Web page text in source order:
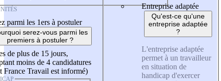
parmi les 1ers à postuler
serez-vous parmi les
premiers à postuler ?
de plus de 15 jours,
moins de 4 candidatures
France Travail est informé)
Entreprise adaptée
Qu'est-ce qu'une
entreprise adaptée
?
L'entreprise adaptée
permet à un travailleur
en situation de
handicap d'exercer